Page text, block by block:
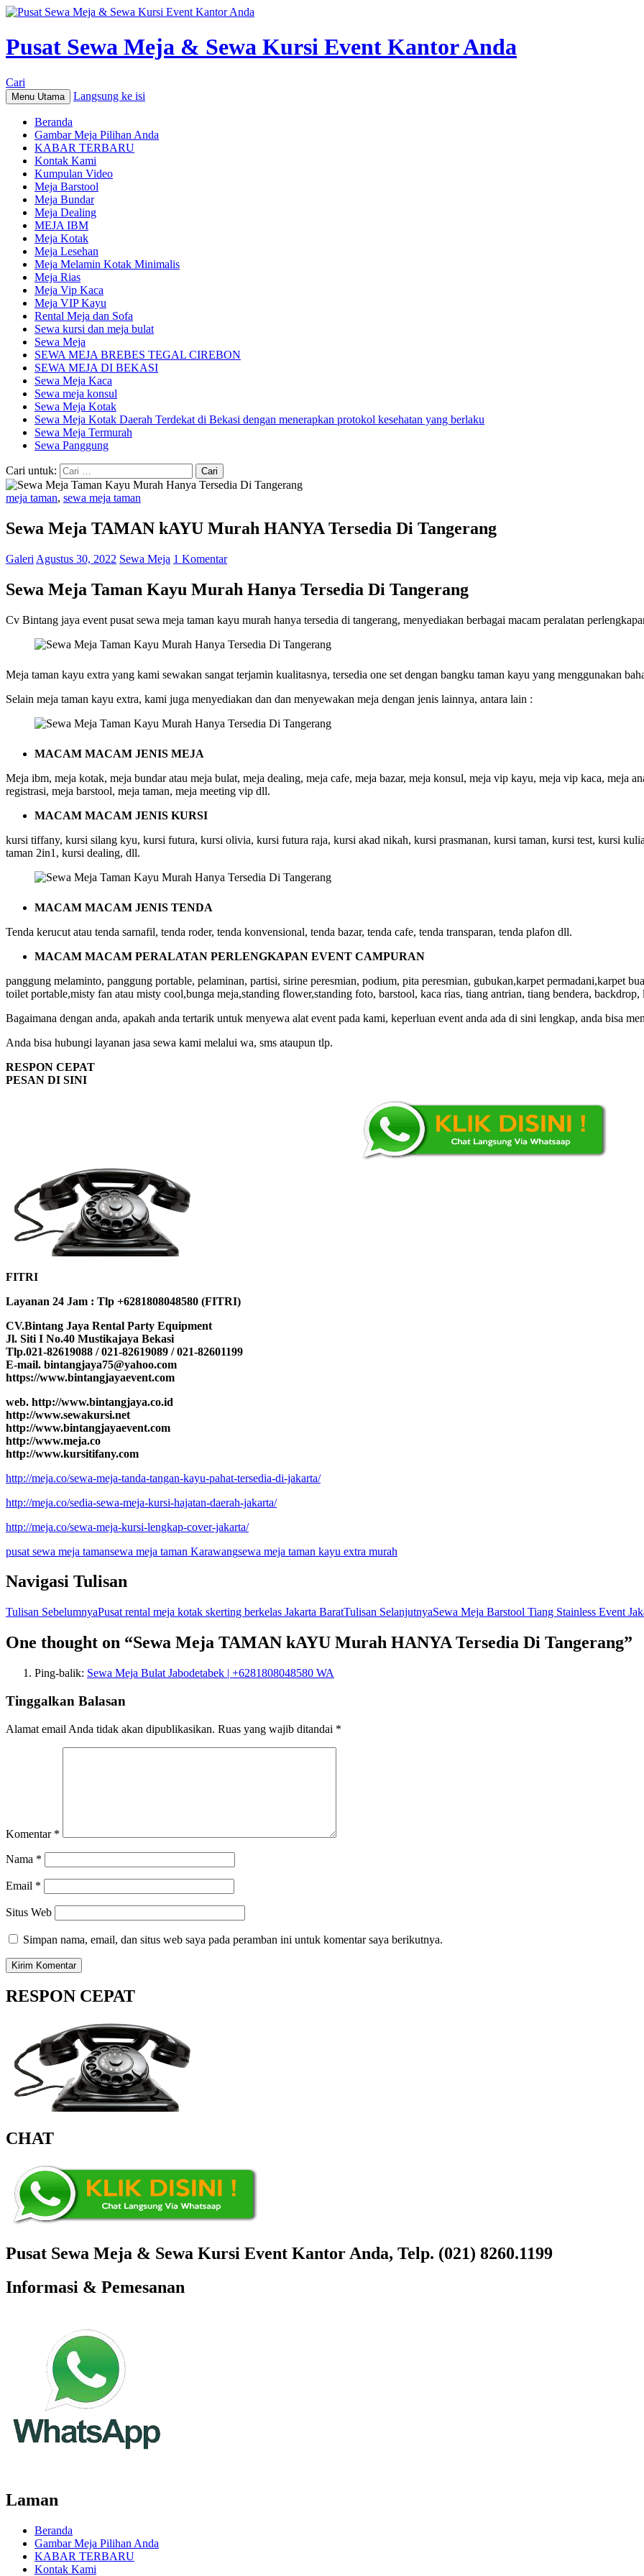
Pusat Sewa Meja & Sewa Kursi Event Kantor Anda
Cari
Menu Utama Langsung ke isi
Beranda
Gambar Meja Pilihan Anda
KABAR TERBARU
Kontak Kami
Kumpulan Video
Meja Barstool
Meja Bundar
Meja Dealing
MEJA IBM
Meja Kotak
Meja Lesehan
Meja Melamin Kotak Minimalis
Meja Rias
Meja Vip Kaca
Meja VIP Kayu
Rental Meja dan Sofa
Sewa kursi dan meja bulat
Sewa Meja
SEWA MEJA BREBES TEGAL CIREBON
SEWA MEJA DI BEKASI
Sewa Meja Kaca
Sewa meja konsul
Sewa Meja Kotak
Sewa Meja Kotak Daerah Terdekat di Bekasi dengan menerapkan protokol kesehatan yang berlaku
Sewa Meja Termurah
Sewa Panggung
Cari untuk:
meja taman, sewa meja taman
Sewa Meja TAMAN kAYU Murah HANYA Tersedia Di Tangerang
Galeri Agustus 30, 2022 Sewa Meja 1 Komentar
Sewa Meja Taman Kayu Murah Hanya Tersedia Di Tangerang
Cv Bintang jaya event pusat sewa meja taman kayu murah hanya tersedia di tangerang, menyediakan berbagai macam peralatan
Meja taman kayu extra yang kami sewakan sangat terjamin kualitasnya, tersedia one set dengan bangku taman kayu yang menggunakan
Selain meja taman kayu extra, kami juga menyediakan dan dan menyewakan meja dengan jenis lainnya, antara lain :
MACAM MACAM JENIS MEJA
Meja ibm, meja kotak, meja bundar atau meja bulat, meja dealing, meja cafe, meja bazar, meja konsul, meja vip kayu, meja vip kaca, meja
registrasi, meja barstool, meja taman, meja meeting vip dll.
MACAM MACAM JENIS KURSI
kursi tiffany, kursi silang kyu, kursi futura, kursi olivia, kursi futura raja, kursi akad nikah, kursi prasmanan, kursi taman, kursi test, kursi
taman 2in1, kursi dealing, dll.
MACAM MACAM JENIS TENDA
Tenda kerucut atau tenda sarnafil, tenda roder, tenda konvensional, tenda bazar, tenda cafe, tenda transparan, tenda plafon dll.
MACAM MACAM PERALATAN PERLENGKAPAN EVENT CAMPURAN
panggung melaminto, panggung portable, pelaminan, partisi, sirine peresmian, podium, pita peresmian, gubukan,karpet permadani,karpet
toilet portable,misty fan atau misty cool,bunga meja,standing flower,standing foto, barstool, kaca rias, tiang antrian, tiang bendera,
Bagaimana dengan anda, apakah anda tertarik untuk menyewa alat event pada kami, keperluan event anda ada di sini lengkap, anda bisa
Anda bisa hubungi layanan jasa sewa kami melalui wa, sms ataupun tlp.
RESPON CEPAT
PESAN DI SINI
FITRI
Layanan 24 Jam : Tlp +6281808048580 (FITRI)
CV.Bintang Jaya Rental Party Equipment
Jl. Siti I No.40 Mustikajaya Bekasi
Tlp.021-82619088 / 021-82619089 / 021-82601199
E-mail. bintangjaya75@yahoo.com
https://www.bintangjayaevent.com
web. http://www.bintangjaya.co.id
http://www.sewakursi.net
http://www.bintangjayaevent.com
http://www.meja.co
http://www.kursitifany.com
http://meja.co/sewa-meja-tanda-tangan-kayu-pahat-tersedia-di-jakarta/
http://meja.co/sedia-sewa-meja-kursi-hajatan-daerah-jakarta/
http://meja.co/sewa-meja-kursi-lengkap-cover-jakarta/
pusat sewa meja tamansewa meja taman Karawangsewa meja taman kayu extra murah
Navigasi Tulisan
Tulisan SebelumnyaPusat rental meja kotak skerting berkelas Jakarta BaratTulisan SelanjutnyaSewa Meja Barstool Tiang Stainless Event
One thought on “Sewa Meja TAMAN kAYU Murah HANYA Tersedia Di Tangerang”
Ping-balik: Sewa Meja Bulat Jabodetabek | +6281808048580 WA
Tinggalkan Balasan
Alamat email Anda tidak akan dipublikasikan. Ruas yang wajib ditandai *
Komentar *
Nama *
Email *
Situs Web
Simpan nama, email, dan situs web saya pada peramban ini untuk komentar saya berikutnya.
RESPON CEPAT
CHAT
Pusat Sewa Meja & Sewa Kursi Event Kantor Anda, Telp. (021) 8260.1199
Informasi & Pemesanan
Laman
Beranda
Gambar Meja Pilihan Anda
KABAR TERBARU
Kontak Kami